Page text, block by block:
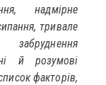
надмірне
тривале
забруднення
й розумові
факторів,